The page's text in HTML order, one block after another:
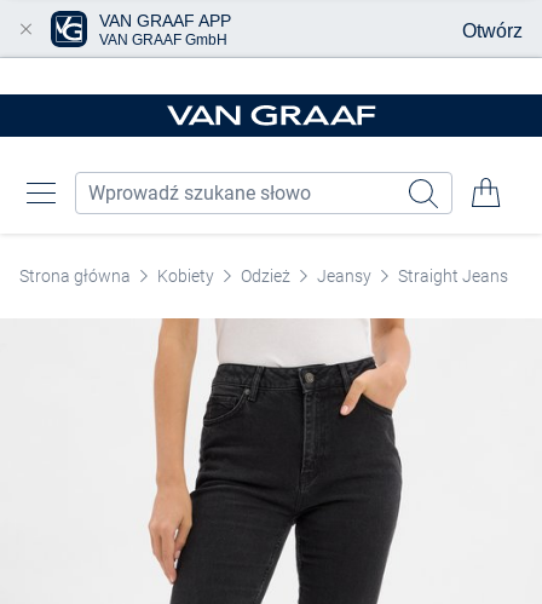
Strona główna Kobiety Odzież Jeansy Straight Jeans
VAN GRAAF APP
VAN GRAAF GmbH Otwórz